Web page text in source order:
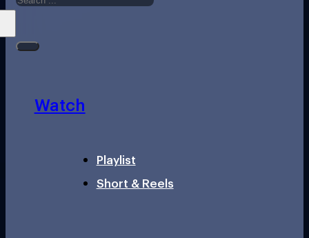
Watch
Playlist
Short & Reels